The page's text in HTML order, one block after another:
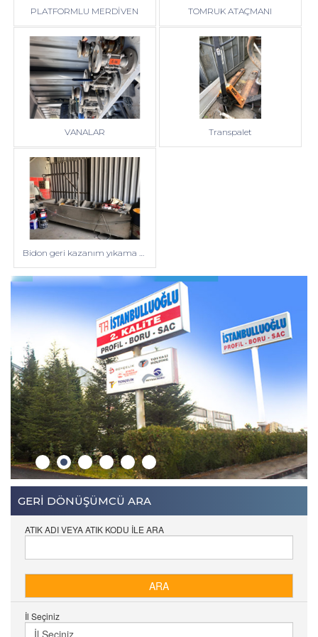
PLATFORMLU MERDİVEN TOMRUK ATAÇMANI
VANALAR Transpalet
GERİ DÖNÜŞÜMCÜ ARA
ATIK ADI VEYA ATIK KODU İLE ARA
İl Seçiniz